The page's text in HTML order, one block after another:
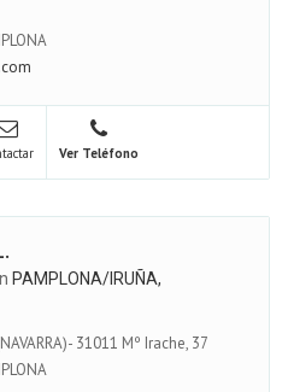
Ver Teléfono
PAMPLONA/IRUÑA,
31011 Mº Irache, 37